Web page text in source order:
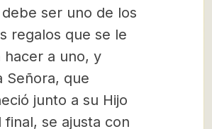
ser uno de los
regalos que se le
hacer a uno, y
Señora, que
junto a su Hijo
final, se ajusta con